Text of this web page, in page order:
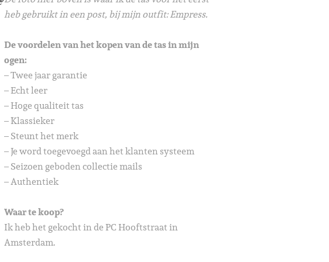
heb gebruikt in een post, bij mijn outfit: Empress.
De voordelen van het kopen van de tas in mijn
ogen:
– Twee jaar garantie
– Echt leer
– Hoge qualiteit tas
– Klassieker
– Steunt het merk
– Je word toegevoegd aan het klanten systeem
– Seizoen geboden collectie mails
– Authentiek
Waar te koop?
Ik heb het gekocht in de PC Hooftstraat in
Amsterdam.